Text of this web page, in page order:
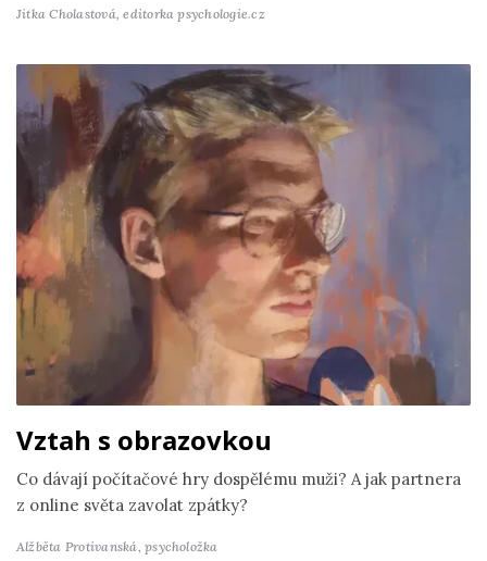
Jitka Cholastová,editorka psychologie.cz
Vztah s obrazovkou
Co dávají počítačové hry dospělému muži? A jak partnera
z online světa zavolat zpátky?
Alžběta Protivanská,psycholožka